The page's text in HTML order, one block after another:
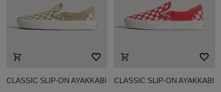
CLASSIC SLIP-ON AYAKKABI CLASSIC SLIP-ON AYAKKABI